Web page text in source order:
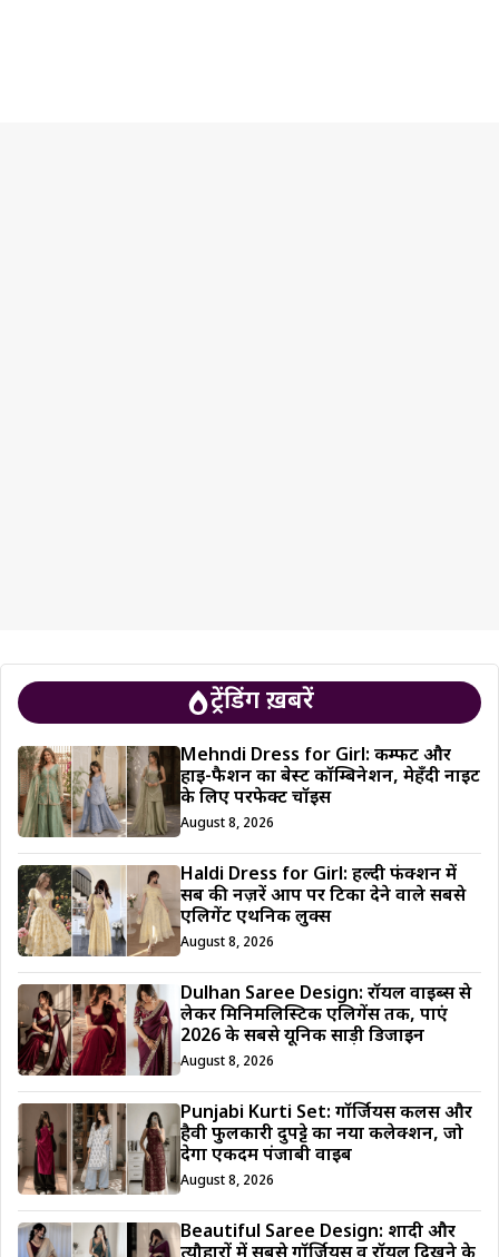
ट्रेंडिंग ख़बरें
Mehndi Dress for Girl: कम्फर्ट और
हाई-फैशन का बेस्ट कॉम्बिनेशन, मेहँदी नाइट
के लिए परफेक्ट चॉइस
August 8, 2026
Haldi Dress for Girl: हल्दी फंक्शन में
सब की नज़रें आप पर टिका देने वाले सबसे
एलिगेंट एथनिक लुक्स
August 8, 2026
Dulhan Saree Design: रॉयल वाइब्स से
लेकर मिनिमलिस्टिक एलिगेंस तक, पाएं
2026 के सबसे यूनिक साड़ी डिजाईन
August 8, 2026
Punjabi Kurti Set: गॉर्जियस कलर्स और
हैवी फुलकारी दुपट्टे का नया कलेक्शन, जो
देगा एकदम पंजाबी वाइब
August 8, 2026
Beautiful Saree Design: शादी और